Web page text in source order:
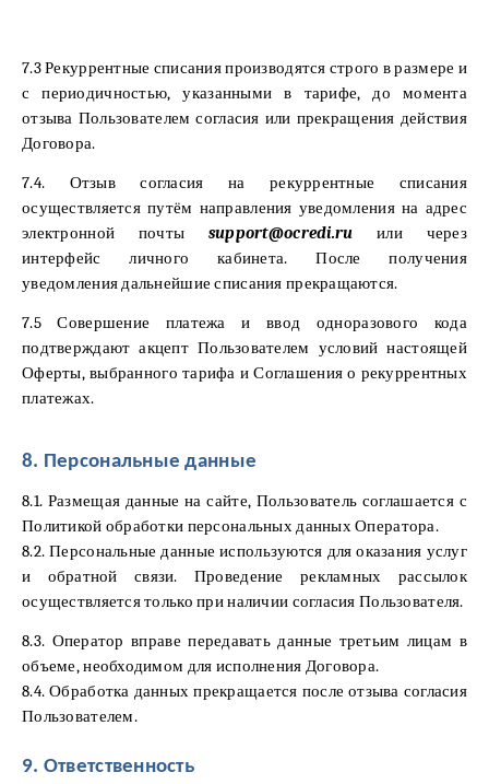
7.3 Рекуррентные списания производятся строго в размере и
с периодичностью, указанными в тарифе, до момента
отзыва Пользователем согласия или прекращения действия
Договора.
7.4. Отзыв согласия на рекуррентные списания
осуществляется путём направления уведомления на адрес
электронной почты support@ocredi.ruили через
интерфейс личного кабинета. После получения
уведомления дальнейшие списания прекращаются.
7.5 Совершение платежа и ввод одноразового кода
подтверждают акцепт Пользователем условий настоящей
Оферты, выбранного тарифа и Соглашения о рекуррентных
платежах.
8. Персональные данные
8.1. Размещая данные на сайте, Пользователь соглашается с
Политикой обработки персональных данных Оператора.
8.2. Персональные данные используются для оказания услуг
и обратной связи. Проведение рекламных рассылок
осуществляется только при наличии согласия Пользователя.
8.3. Оператор вправе передавать данные третьим лицам в
объеме, необходимом для исполнения Договора.
8.4. Обработка данных прекращается после отзыва согласия
Пользователем.
9. Ответственность